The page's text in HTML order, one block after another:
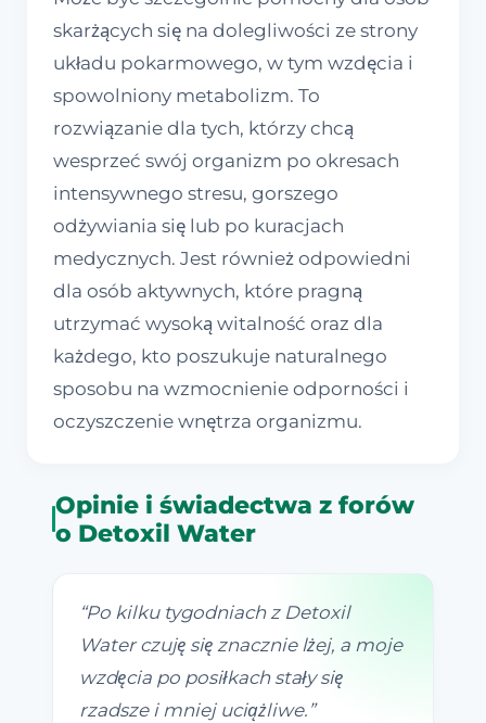
skarżących się na dolegliwości ze strony
układu pokarmowego, w tym wzdęcia i
spowolniony metabolizm. To
rozwiązanie dla tych, którzy chcą
wesprzeć swój organizm po okresach
intensywnego stresu, gorszego
odżywiania się lub po kuracjach
medycznych. Jest również odpowiedni
dla osób aktywnych, które pragną
utrzymać wysoką witalność oraz dla
każdego, kto poszukuje naturalnego
sposobu na wzmocnienie odporności i
oczyszczenie wnętrza organizmu.
Opinie i świadectwa z forów
o Detoxil Water
“Po kilku tygodniach z Detoxil
Water czuję się znacznie lżej, a moje
wzdęcia po posiłkach stały się
rzadsze i mniej uciążliwe. ”